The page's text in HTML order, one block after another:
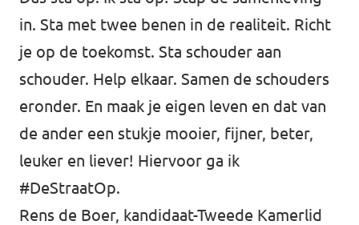
in. Sta met twee benen in de realiteit. Richt
je op de toekomst. Sta schouder aan
schouder. Help elkaar. Samen de schouders
eronder. En maak je eigen leven en dat van
de ander een stukje mooier, fijner, beter,
leuker en liever! Hiervoor ga ik
#DeStraatOp.
Rens de Boer, kandidaat-Tweede Kamerlid